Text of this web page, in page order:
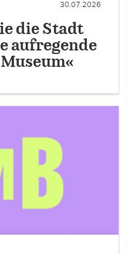
30.07.2026
die Stadt
aufregende